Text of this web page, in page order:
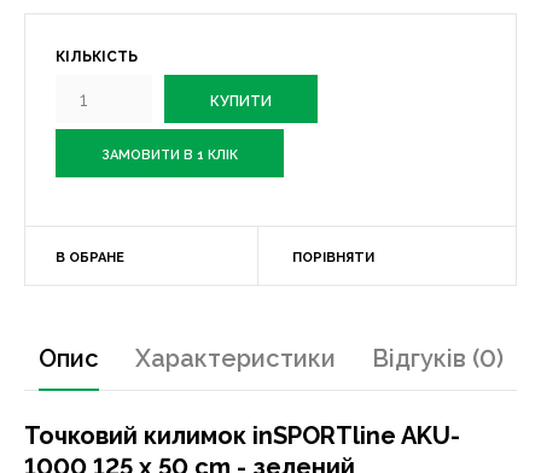
КІЛЬКІСТЬ
ЗАМОВИТИ В 1 КЛІК
В ОБРАНЕ ПОРІВНЯТИ
Опис Характеристики Відгуків (0)
Точковий килимок inSPORTline AKU-
1000 125 x 50 cm - зелений